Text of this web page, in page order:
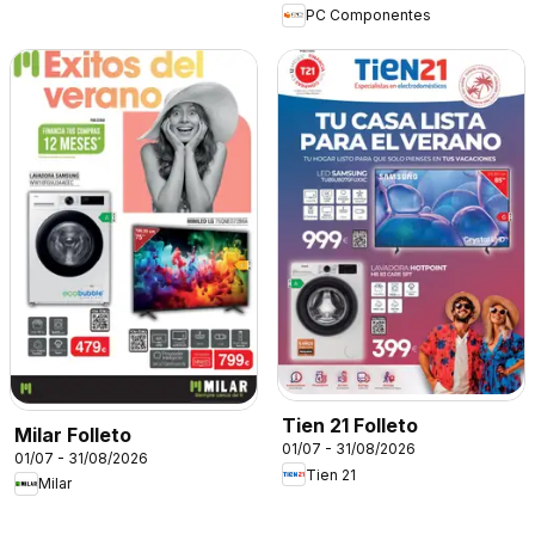
PC Componentes
Milar Folleto
01/07 - 31/08/2026
Milar
Tien 21 Folleto
01/07 - 31/08/2026
Tien 21